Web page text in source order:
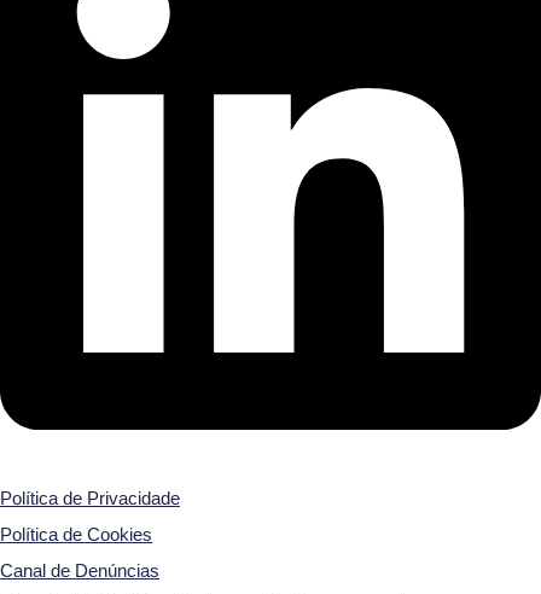
Política de Privacidade
Política de Cookies
Canal de Denúncias